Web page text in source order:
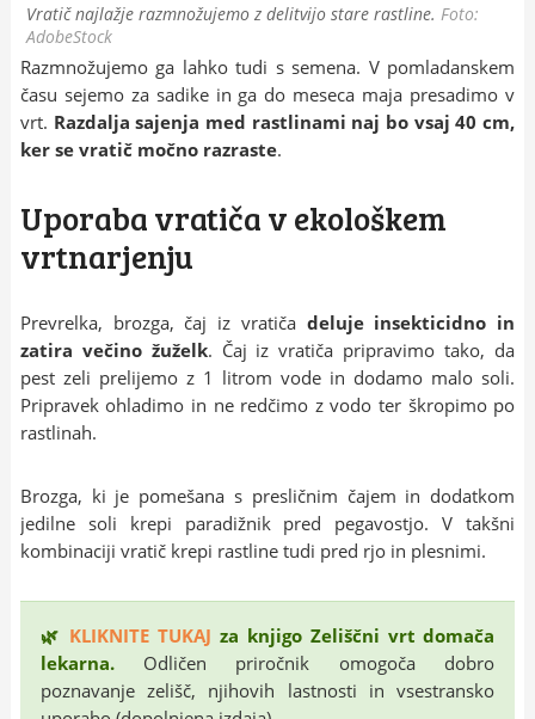
Vratič najlažje razmnožujemo z delitvijo stare rastline.Foto:
AdobeStock
Razmnožujemo ga lahko tudi s semena. V pomladanskem
času sejemo za sadike in ga do meseca maja presadimo v
vrt. Razdalja sajenja med rastlinami naj bo vsaj 40 cm,
ker se vratič močno razraste.
Uporaba vratiča v ekološkem
vrtnarjenju
Prevrelka, brozga, čaj iz vratiča deluje insekticidno in
zatira večino žuželk. Čaj iz vratiča pripravimo tako, da
pest zeli prelijemo z 1 litrom vode in dodamo malo soli.
Pripravek ohladimo in ne redčimo z vodo ter škropimo po
rastlinah.
Brozga, ki je pomešana s presličnim čajem in dodatkom
jedilne soli krepi paradižnik pred pegavostjo. V takšni
kombinaciji vratič krepi rastline tudi pred rjo in plesnimi.
🌿 KLIKNITE TUKAJ za knjigo Zeliščni vrt domača
lekarna. Odličen priročnik omogoča dobro
poznavanje zelišč, njihovih lastnosti in vsestransko